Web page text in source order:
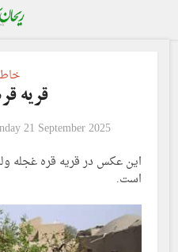
قریه
21 September 2025
این عکس در قریه قره غجله
است.